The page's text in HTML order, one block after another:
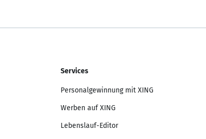
Services
Personalgewinnung mit XING
Werben auf XING
Lebenslauf-Editor